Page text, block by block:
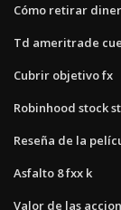
Cómo retirar
Td ameritrade
Cubrir objetivo fx
Robinhood stock
Reseña de la
Asfalto 8 fxx k
Valor de las